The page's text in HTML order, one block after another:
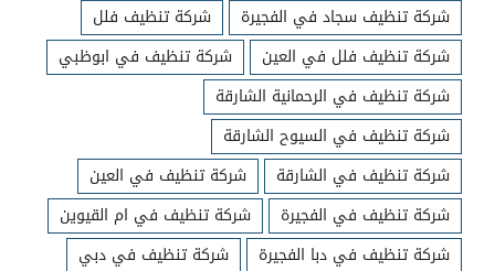
شركة تنظيف سجاد في الفجيرة
شركة تنظيف فلل
شركة تنظيف فلل في العين
شركة تنظيف في ابوظبي
شركة تنظيف في الرحمانية الشارقة
شركة تنظيف في السيوح الشارقة
شركة تنظيف في الشارقة
شركة تنظيف في العين
شركة تنظيف في الفجيرة
شركة تنظيف في ام القيوين
شركة تنظيف في دبا الفجيرة
شركة تنظيف في دبي